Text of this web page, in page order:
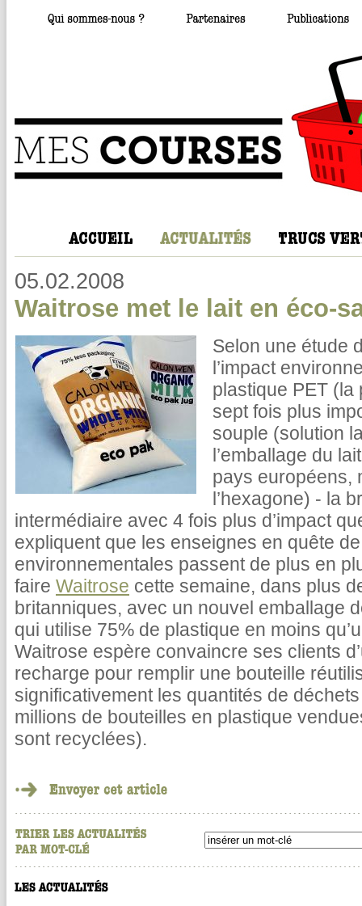
05.02.2008
Waitrose met le lait en éco-
Selon une étude
l’impact
plastique PET
sept fois plus
souple (solution
l’emballage du
pays européens,
l’hexagone) - la
intermédiaire avec 4 fois plus d’impact
expliquent que les enseignes en quête
environnementales passent de plus en
faire Waitrose cette semaine, dans plus
britanniques, avec un nouvel emballage
qui utilise 75% de plastique en moins
Waitrose espère convaincre ses clients
recharge pour remplir une bouteille
significativement les quantités de
millions de bouteilles en plastique
sont recyclées).